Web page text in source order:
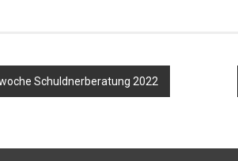
Schuldnerberatung 2022